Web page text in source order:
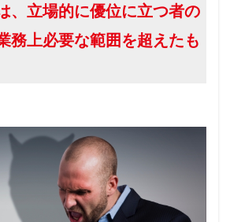
、立場的に優位に立つ者の
務上必要な範囲を超えたも
ホルコン攻略法
ホルコン
プランデミック
フリーメーソン
ｍRNAワクチン